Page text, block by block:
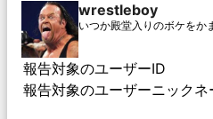
wrestleboy
いつか殿堂入りのボケをか
報告対象のユーザーID
報告対象のユーザーニックネ